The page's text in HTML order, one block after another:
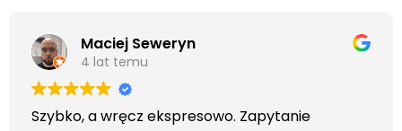
Maciej Seweryn
4 lat temu
Szybko, a wręcz ekspresowo. Zapytanie